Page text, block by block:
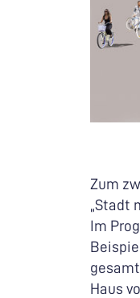
Zum
„Stadt
Im
Haus